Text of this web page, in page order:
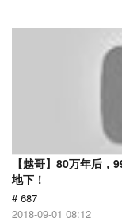
【越哥】80万年后
地下！
# 687
2018-09-01 08:12